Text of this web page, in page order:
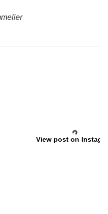
View post on